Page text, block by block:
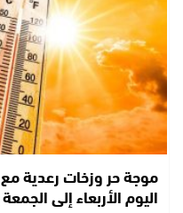
موجة حر وزخات رعدية
اليوم الأربعاء إلى